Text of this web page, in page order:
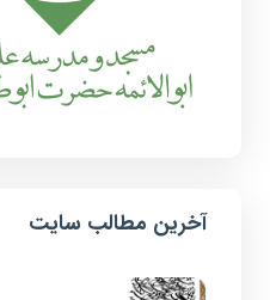
آخرین مطالب سایت